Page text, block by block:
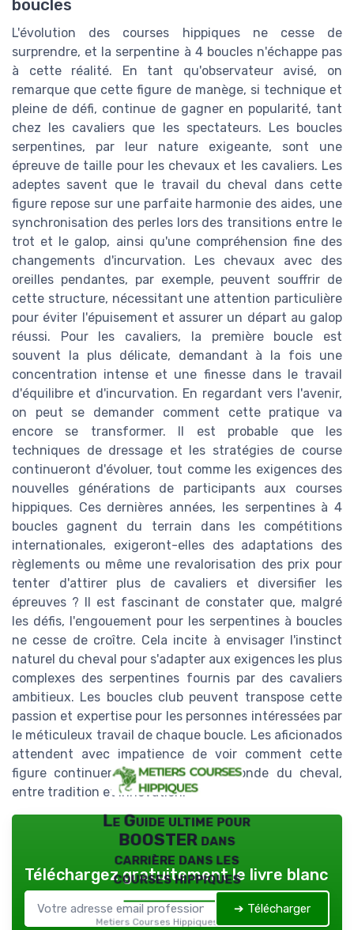
boucles
L'évolution des courses hippiques ne cesse de
surprendre, et la serpentine à 4 boucles n'échappe pas
à cette réalité. En tant qu'observateur avisé, on
remarque que cette figure de manège, si technique et
pleine de défi, continue de gagner en popularité, tant
chez les cavaliers que les spectateurs. Les boucles
serpentines, par leur nature exigeante, sont une
épreuve de taille pour les chevaux et les cavaliers. Les
adeptes savent que le travail du cheval dans cette
figure repose sur une parfaite harmonie des aides, une
synchronisation des perles lors des transitions entre le
trot et le galop, ainsi qu'une compréhension fine des
changements d'incurvation. Les chevaux avec des
oreilles pendantes, par exemple, peuvent souffrir de
cette structure, nécessitant une attention particulière
pour éviter l'épuisement et assurer un départ au galop
réussi. Pour les cavaliers, la première boucle est
souvent la plus délicate, demandant à la fois une
concentration intense et une finesse dans le travail
d'équilibre et d'incurvation. En regardant vers l'avenir,
on peut se demander comment cette pratique va
encore se transformer. Il est probable que les
techniques de dressage et les stratégies de course
continueront d'évoluer, tout comme les exigences des
nouvelles générations de participants aux courses
hippiques. Ces dernières années, les serpentines à 4
boucles gagnent du terrain dans les compétitions
internationales, exigeront-elles des adaptations des
règlements ou même une revalorisation des prix pour
tenter d'attirer plus de cavaliers et diversifier les
épreuves ? Il est fascinant de constater que, malgré
les défis, l'engouement pour les serpentines à boucles
ne cesse de croître. Cela incite à envisager l'instinct
naturel du cheval pour s'adapter aux exigences les plus
complexes des serpentines fournis par des cavaliers
ambitieux. Les boucles club peuvent transpose cette
passion et expertise pour les personnes intéressées par
le méticuleux travail de chaque boucle. Les aficionados
attendent avec impatience de voir comment cette
figure continuera à influencer le monde du cheval,
entre tradition et innovation.
Le Guide ultime pour
BOOSTER dans
carrière dans les
courses hippiques
Metiers Courses Hippiques — 2026
Téléchargez gratuitement le livre blanc
➔ Télécharger